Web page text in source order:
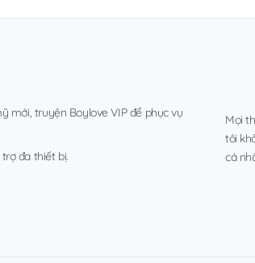
mới, truyện Boylove VIP để phục vụ
đa thiết bị.
Mọi
tôi
cá